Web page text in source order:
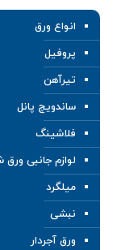
انواع ورق
پروفیل
تیرآهن
ساندویچ پانل
فلاشینگ
لوازم جانبی ورق
میلگرد
نبشی
ورق آجردار